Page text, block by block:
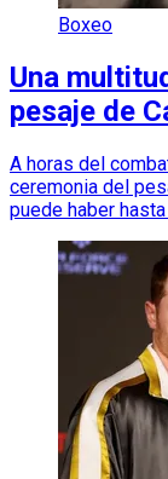
Boxeo
Una
pesaje de
A horas del
ceremonia del
puede haber